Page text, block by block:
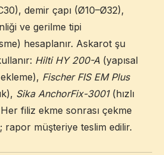
demir çapı (Ø10–Ø32),
ve gerilme tipi
hesaplanır. Askarot şu
Hilti HY 200-A (yapısal
Fischer FIS EM Plus
Sika AnchorFix-3001(hızlı
filiz ekme sonrası çekme
rapor müşteriye teslim edilir.